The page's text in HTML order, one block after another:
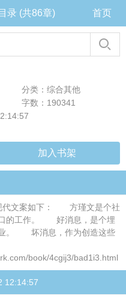
录 (共86章) 首页
分类：综合其他
字数：190341
加入书架
文案如下： 方瑾文是个社
口的工作。 好消息，是个埋
业。 坏消息，作为创造这些
book/4cgij3/bad1i3.html
12:14:57